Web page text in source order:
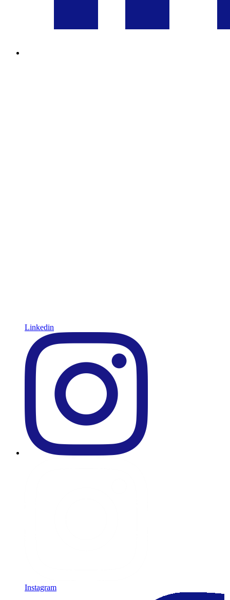
Linkedin
Instagram